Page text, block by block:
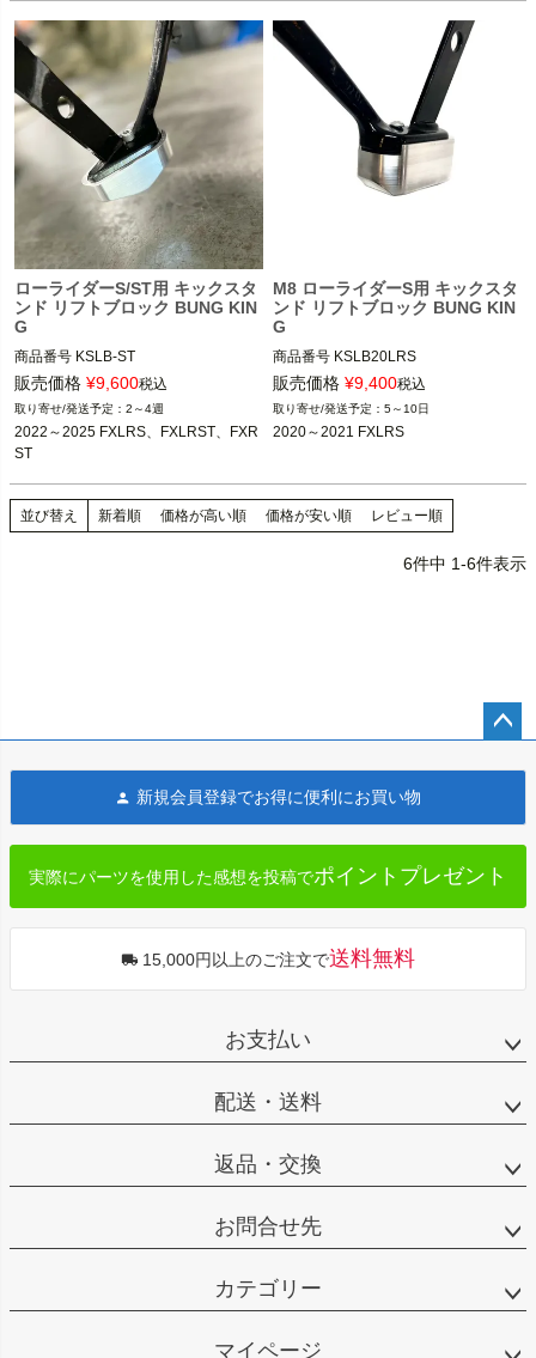
BUNG KING(バンキン)
ローライダーS/ST用 キックスタ
ンド リフトブロック BUNG KIN
G
商品番号 KSLB-ST
2022～2025 FXLRS、FXLRST、FXR
販売価格 ¥9,600税込
2～4週
2022～2025 FXLRS、FXLRST、FXR
ST
M8 ローライダーS用 キックスタ
ンド リフトブロック BUNG KIN
G
商品番号 KSLB20LRS
2020～2021 FXLRS
販売価格 ¥9,400税込
5～10日
並び替え 新着順 価格が高い順 価格が安い順 レビュー順
6件中 1-6件表示
へ
新規会員登録でお得に便利にお買い物
実際にパーツを使用した感想を投稿でポイントプレゼント
15,000円以上のご注文で送料無料
お支払い
配送・送料
返品・交換
お問合せ先
カテゴリー
マイページ